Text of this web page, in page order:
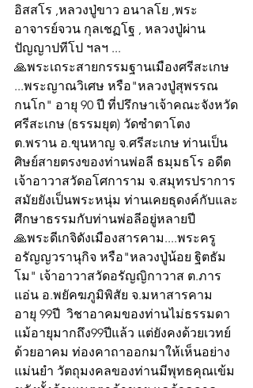
อิสสโร ,หลวงปู่ขาว อนาลโย ,พระ
อาจารย์จวน กุลเชฏโฐ , หลวงปู่ผ่าน
ปัญญาปทีโป ฯลฯ ...
🙏พระเถระสายกรรมฐานเมืองศรีสะเกษ
...พระญาณวิเศษ หรือ"หลวงปู่สุพรรณ
กนโก" อายุ 90 ปี ที่ปรึกษาเจ้าคณะจังหวัด
ศรีสะเกษ (ธรรมยุต) วัดซำตาโตง
ต.พราน อ.ขุนหาญ จ.ศรีสะเกษ ท่านเป็น
ศิษย์สายตรงของท่านพ่อลี ธมฺมธโร อดีต
เจ้าอาวาสวัดอโศการาม จ.สมุทรปราการ
สมัยยังเป็นพระหนุ่ม ท่านเคยธุดงค์กับและ
ศึกษาธรรมกับท่านพ่อลีอยู่หลายปี
🙏พระดีเกจิดังเมืองสารคาม....พระครู
อรัญญวรานุกิจ หรือ"หลวงปู่น้อย ฐิตธัม
โม" เจ้าอาวาสวัดอรัญญิกาวาส ต.ภาร
แอ่น อ.พยัคฆภูมิพิสัย จ.มหาสารคาม
อายุ 99ปี  วิชาอาคมของท่านไม่ธรรมดา
แม้อายุมากถึง99ปีแล้ว แต่ยังคงด้วยเวทย์
ด้วยอาคม ท่องคาถาออกมาให้เห็นอย่าง
แม่นยำ วัตถุมงคลของท่านมีพุทธคุณเข้ม